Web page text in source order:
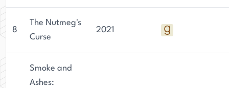
8
The Nutmeg's
Curse
2021
Smoke and
Ashes: